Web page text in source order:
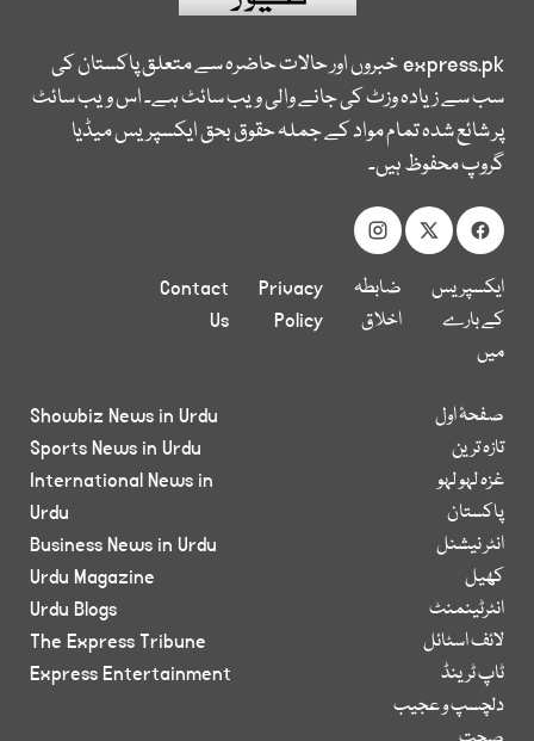
express.pkخبروں اور حالات حاضرہ سے متعلق پاکستان کی
سب سے زیادہ وزٹ کی جانے والی ویب سائٹ ہے۔ اس ویب سائٹ
پر شائع شدہ تمام مواد کے جملہ حقوق بحق ایکسپریس میڈیا
گروپ محفوظ ہیں۔
ایکسپریس
کے بارے
میں
ضابطہ
اخلاق
Privacy
Policy
Contact
Us
صفحۂ اول
تازہ ترین
غزہ لہو لہو
پاکستان
انٹر نیشنل
کھیل
انٹرٹینمنٹ
لائف اسٹائل
ٹاپ ٹرینڈ
دلچسپ و عجیب
Showbiz News in Urdu
Sports News in Urdu
International News in
Urdu
Business News in Urdu
Urdu Magazine
Urdu Blogs
The Express Tribune
Express Entertainment